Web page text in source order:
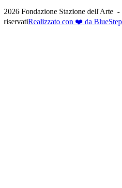
2026 Fondazione Stazione dell'Arte -
riservatiRealizzato con ❤️ da